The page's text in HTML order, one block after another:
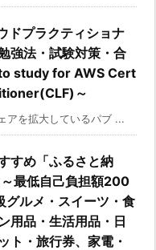
ドプラクティショナ
強法・試験対策・合
study for AWS Cert
～
アを拡大しているパブ ...
すめ「ふるさと納
最低自己負担額200
グルメ・スイーツ・食
用品・生活用品・日
ト・旅行券、家電・